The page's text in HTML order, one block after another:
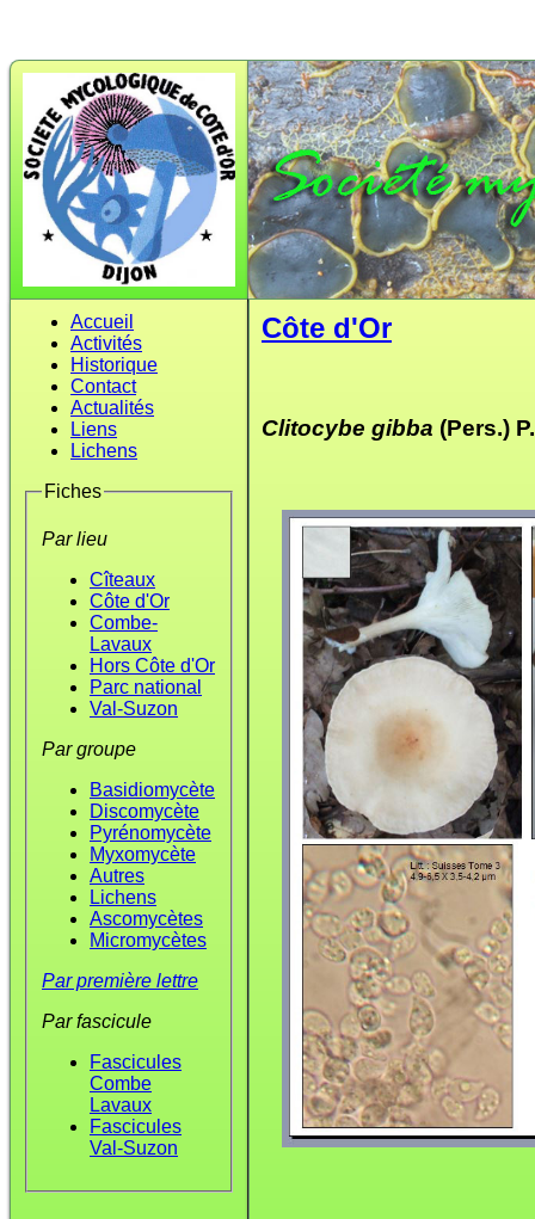
Accueil
Activités
Historique
Contact
Actualités
Liens
Lichens
Fiches
Par lieu
Cîteaux
Côte d'Or
Combe-
Lavaux
Hors Côte d'Or
Parc national
Val-Suzon
Par groupe
Basidiomycète
Discomycète
Pyrénomycète
Myxomycète
Autres
Lichens
Ascomycètes
Micromycètes
Par première lettre
Par fascicule
Fascicules
Combe
Lavaux
Fascicules
Val-Suzon
Côte d'Or
Clitocybe gibba (Pers.)